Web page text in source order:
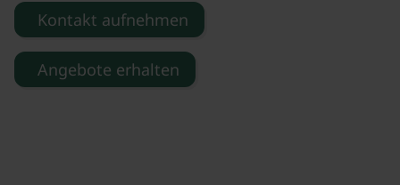
Kontakt aufnehmen
Angebote erhalten